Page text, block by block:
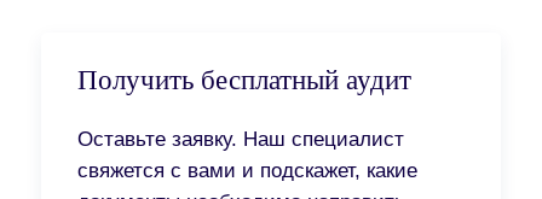
Получить бесплатный аудит
Оставьте заявку. Наш специалист
свяжется с вами и подскажет, какие